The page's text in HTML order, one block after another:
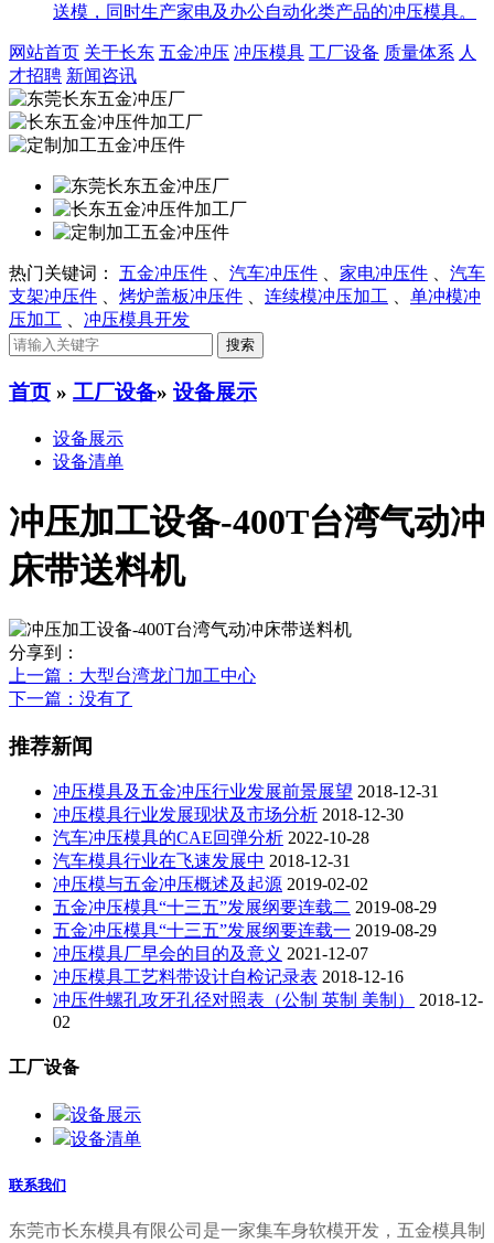
送模，同时生产家电及办公自动化类产品的冲压模具。
网站首页 关于长东 五金冲压 冲压模具 工厂设备 质量体系 人
才招聘 新闻咨讯
热门关键词： 五金冲压件 汽车冲压件 家电冲压件
汽车
支架冲压件
烤炉盖板冲压件 连续模冲压加工
单冲模冲
压加工
冲压模具开发
首页 » 工厂设备» 设备展示
设备展示
设备清单
冲压加工设备-400T台湾气动冲
床带送料机
分享到：
上一篇 ：大型台湾龙门加工中心
下一篇 ：没有了
推荐新闻
冲压模具及五金冲压行业发展前景展望 2018-12-31
冲压模具行业发展现状及市场分析 2018-12-30
汽车冲压模具的CAE回弹分析 2022-10-28
汽车模具行业在飞速发展中 2018-12-31
冲压模与五金冲压概述及起源 2019-02-02
五金冲压模具“十三五”发展纲要连载二 2019-08-29
五金冲压模具“十三五”发展纲要连载一 2019-08-29
冲压模具厂早会的目的及意义 2021-12-07
冲压模具工艺料带设计自检记录表 2018-12-16
冲压件螺孔攻牙孔径对照表（公制 英制 美制）
2018-12-
02
工厂设备
设备展示
设备清单
联系我们
东莞市长东模具有限公司是一家集车身软模开发，五金模具制